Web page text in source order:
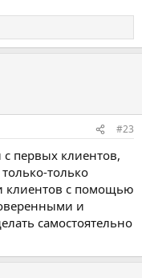
#23
с первых клиентов,
только
клиентов с помощью
и
самостоятельно